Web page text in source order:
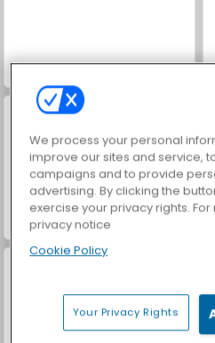
Let's Fish!
We process your personal
improve our sites and service,
campaigns and to provide
advertising. By clicking the
exercise your privacy rights.
privacy notice
Cookie Policy
Your Privacy Rights